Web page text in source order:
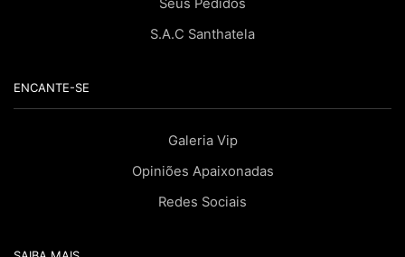
Seus Pedidos
S.A.C Santhatela
ENCANTE-SE
Galeria Vip
Opiniões Apaixonadas
Redes Sociais